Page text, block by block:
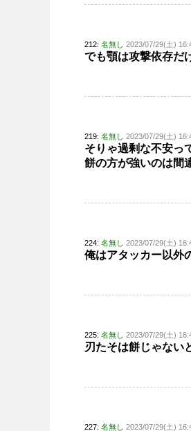
212: 名無し 2023/07/29(土)
でも顎は攻撃依存だ
219: 名無し 2023/07/29(土)
そりゃ過剰な不安っ
餅の方が強いのは間
224: 名無し 2023/07/29(土)
俺はアタッカー以外
225: 名無し 2023/07/29(土)
刃たそは餅じゃない
227: 名無し 2023/07/29(土)